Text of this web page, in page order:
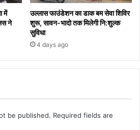
में
ने
उल्लास फाउंडेशन का डाक बम सेवा शिविर
शुरू, सावन-भादो तक मिलेगी नि:शुल्क
सुविधा
4 days ago
be published. Required fields are